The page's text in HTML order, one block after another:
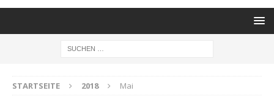
STARTSEITE 2018 Mai